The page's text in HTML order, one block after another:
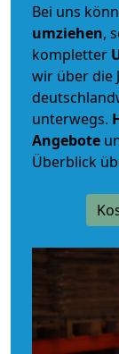
Bei uns
umziehen,
kompletter
wir über die
unterwegs.
Angebote
Überblick